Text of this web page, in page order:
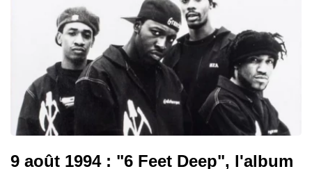
9 août 1994 : "6 Feet Deep", l'album